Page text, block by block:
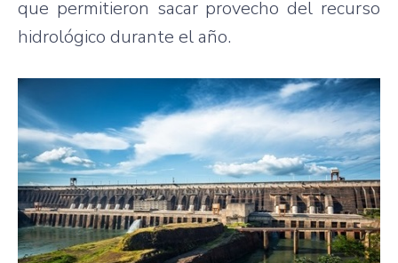
que permitieron sacar provecho del recurso
hidrológico durante el año.